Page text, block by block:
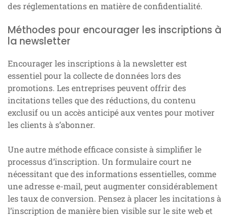
des réglementations en matière de confidentialité.
Méthodes pour encourager les inscriptions à
la newsletter
Encourager les inscriptions à la newsletter est
essentiel pour la collecte de données lors des
promotions. Les entreprises peuvent offrir des
incitations telles que des réductions, du contenu
exclusif ou un accès anticipé aux ventes pour motiver
les clients à s’abonner.
Une autre méthode efficace consiste à simplifier le
processus d’inscription. Un formulaire court ne
nécessitant que des informations essentielles, comme
une adresse e-mail, peut augmenter considérablement
les taux de conversion. Pensez à placer les incitations à
l’inscription de manière bien visible sur le site web et